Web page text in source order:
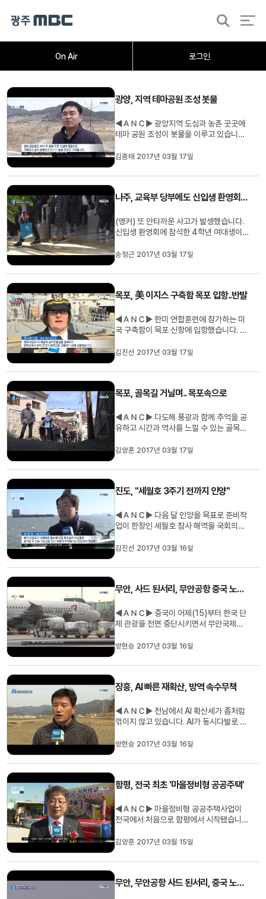
On Air 로그인
검
오늘의뉴스뉴스데스크 취재가시작되자
광양, 지역 테마공원 조성 봇물
◀ＡＮＣ▶ 광양지역 도심과 농촌 곳곳에
테마 공원 조성이 봇물을 이루고 있습니다.
원으로 개발하기 위해 광양시가 역점 사업
재했습니다. ◀ＥＮＤ▶ 이순신대교 인근
동과 금호동을 잇는 3백여미터...
김종태 2017년 03월 17일
나주, 교육부 당부에도 신입생 환영회서 사망사고
(앵커) 또 안타까운 사고가 발생했습니다.
신입생 환영회에 참석한 4학년 여대생이
지기 전에 과자 빨리먹기 게임을 하던 중 목
송정근 기자입니다. (기자) 나주의 한 리조
에서 신입생 환영회에 ...
송정근 2017년 03월 17일
목포, 美 이지스 구축함 목포 입항..반발
◀ＡＮＣ▶ 한미 연합훈련에 참가하는 미
국 구축함이 목포 신항에 입항했습니다. 시
기자입니다. ◀ＥＮＤ▶ ◀ＶＣＲ▶ 8천
포신항에 입항합니다. 2017 한미연합 독
함은 최신형 이지스 통합 전투체계를 ...
김진선 2017년 03월 17일
목포, 골목길 거닐며.. 목포속으로
◀ＡＮＣ▶ 다도해 풍광과 함께 추억을 공
유하고 시간과 역사를 느낄 수 있는 골목길
환이 깃들어 있는 목포의 골목길로 안내합
앞바다를 한눈에 내려다보며 고즈넉하게
목 사이에 시와 그림들이 ...
김양훈 2017년 03월 17일
진도, "세월호 3주기 전까지 인양"
◀ＡＮＣ▶ 다음 달 인양을 목표로 준비작
업이 한창인 세월호 참사 해역을 국회의원
월 16일 3주기 안에 인양에 성공해 선체를
다. 김진선 기자가 취재했습니다. ◀ＥＮＤ
릴 잭킹바지선 2척이 모습을 드러...
김진선 2017년 03월 16일
무안, 사드 된서리, 무안공항 중국 노선 축소
◀ＡＮＣ▶ 중국이 어제(15)부터 한국 단
체 관광을 전면 중단시키면서 무안국제공
서 뜨는 유일한 국제노선 국적기인 아시아
승 기자입니다. ◀ＥＮＤ▶ ◀ＶＣＲ▶ 무
항공과 아시아나항공 등 2편. 각각 ...
양현승 2017년 03월 16일
장흥, AI 빠른 재확산, 방역 속수무책
◀ＡＮＣ▶ 전남에서 AI 확산세가 좀처럼
꺾이지 않고 있습니다. AI가 동시다발로 터
오리 농장까지 위협받고 있습니다. 양현승
군의 한 마을. 3곳의 오리 농장에서 출하를
가 모두 검출됐습니다. 반경 5...
양현승 2017년 03월 16일
함평, 전국 최초 '마을정비형 공공주택'
◀ＡＮＣ▶ 마을정비형 공공주택사업이
전국에서 처음으로 함평에서 시작됐습니
역 기반시설과 공공시설도 함께 만드는 사
ＥＮＤ▶ 함평군 대동면 98만 제곱미터
임대주택과 영구임대주택 등 150가구에...
김양훈 2017년 03월 15일
무안, 무안공항 사드 된서리, 중국 노선 축소